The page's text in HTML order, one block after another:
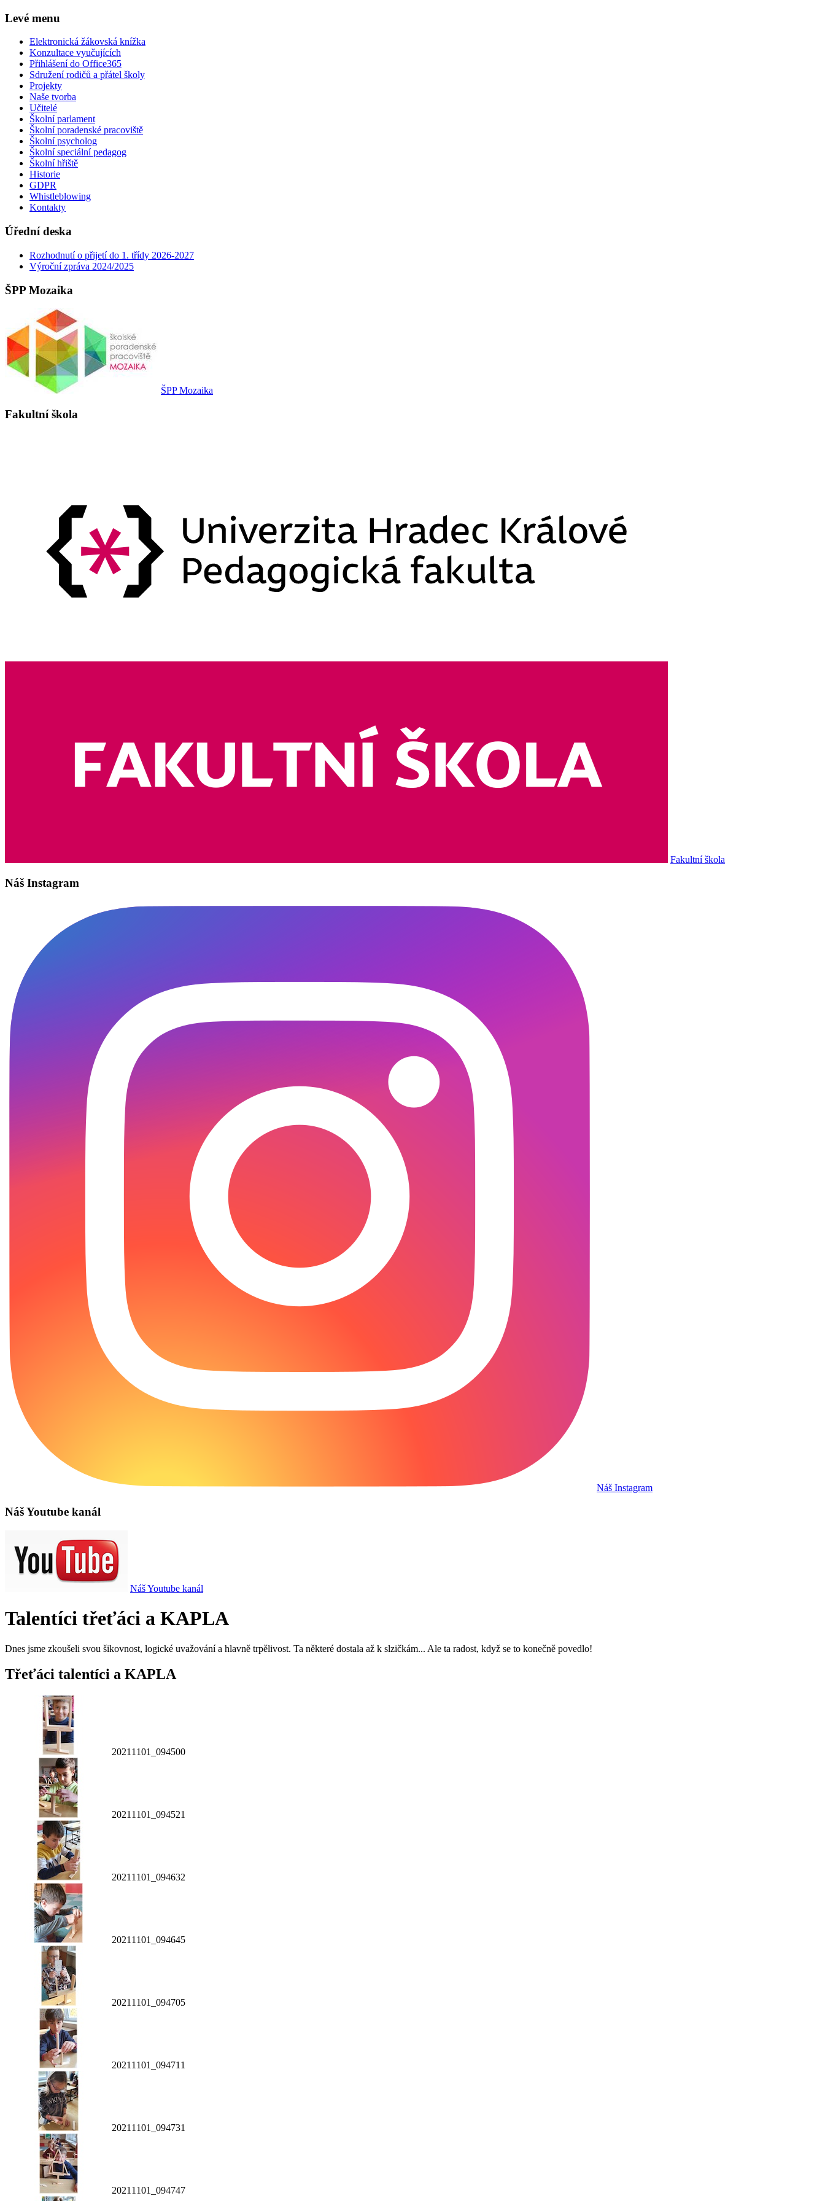
Levé menu
Elektronická žákovská knížka
Konzultace vyučujících
Přihlášení do Office365
Sdružení rodičů a přátel školy
Projekty
Naše tvorba
Učitelé
Školní parlament
Školní poradenské pracoviště
Školní psycholog
Školní speciální pedagog
Školní hřiště
Historie
GDPR
Whistleblowing
Kontakty
Úřední deska
Rozhodnutí o přijetí do 1. třídy 2026-2027
Výroční zpráva 2024/2025
ŠPP Mozaika
ŠPP Mozaika
Fakultní škola
Fakultní škola
Náš Instagram
Náš Instagram
Náš Youtube kanál
Náš Youtube kanál
Talentíci třeťáci a KAPLA
Dnes jsme zkoušeli svou šikovnost, logické uvažování a hlavně trpělivost. Ta některé dostala až k slzičkám... Ale ta radost, když se to konečně povedlo!
Třeťáci talentíci a KAPLA
20211101_094500
20211101_094521
20211101_094632
20211101_094645
20211101_094705
20211101_094711
20211101_094731
20211101_094747